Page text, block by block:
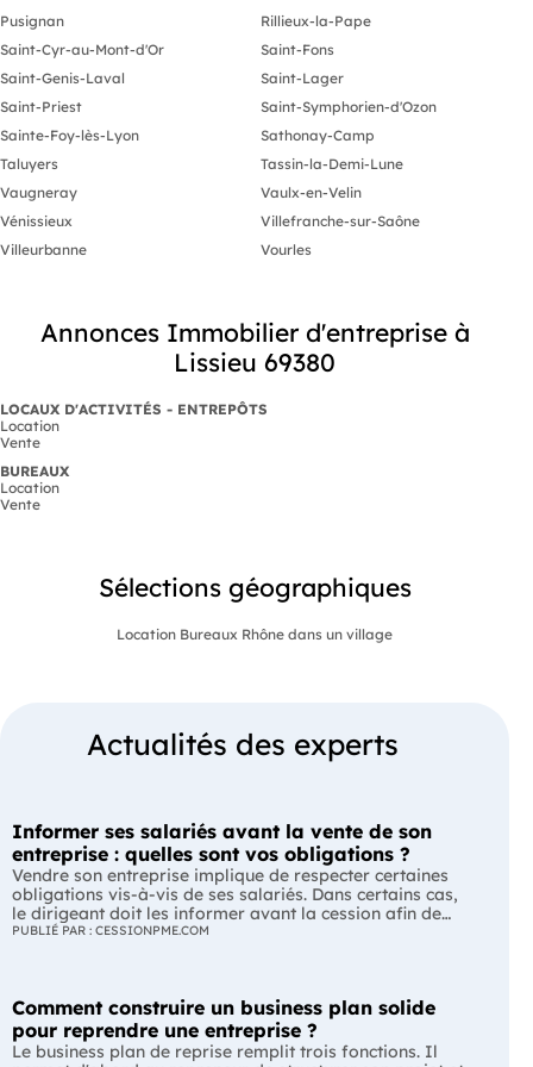
Pusignan
Rillieux-la-Pape
Saint-Cyr-au-Mont-d'Or
Saint-Fons
Saint-Genis-Laval
Saint-Lager
Saint-Priest
Saint-Symphorien-d'Ozon
Sainte-Foy-lès-Lyon
Sathonay-Camp
Taluyers
Tassin-la-Demi-Lune
Vaugneray
Vaulx-en-Velin
Vénissieux
Villefranche-sur-Saône
Villeurbanne
Vourles
Annonces Immobilier d'entreprise à
Lissieu 69380
LOCAUX D'ACTIVITÉS - ENTREPÔTS
Location
Vente
BUREAUX
Location
Vente
Sélections géographiques
Location Bureaux Rhône dans un village
Actualités des experts
Informer ses salariés avant la vente de son
entreprise : quelles sont vos obligations ?
Vendre son entreprise implique de respecter certaines
obligations vis-à-vis de ses salariés. Dans certains cas,
le dirigeant doit les informer avant la cession afin de
leur permettre, s'ils le souhaitent, de présenter une offre
L'essentiel Les entreprises de moins de 250 salariés sont
soumises, dans certains cas, à une obligation
d'information préalable des salariés. Cette obligation
PUBLIÉ PAR : CESSIONPME.COM
Comment construire un business plan solide
pour reprendre une entreprise ?
Le business plan de reprise remplit trois fonctions. Il